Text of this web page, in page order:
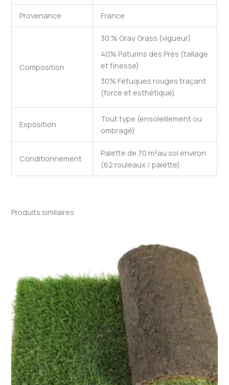
Provenance France
Composition
30 % Gray Grass (vigueur)
40% Paturins des Prés (tallage
et finesse)
30% Fétuques rouges traçant
(force et esthétique)
Exposition
Tout type (ensoleillement ou
ombragé)
Conditionnement
Palette de 70 m²au sol environ
(62 rouleaux / palette)
Produits similaires